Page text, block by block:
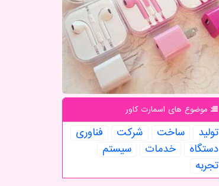
موضوع های اسمارت كاور
تولید ساخت شركت
فناوری
دستگاه
خدمات
سیستم
تجربه